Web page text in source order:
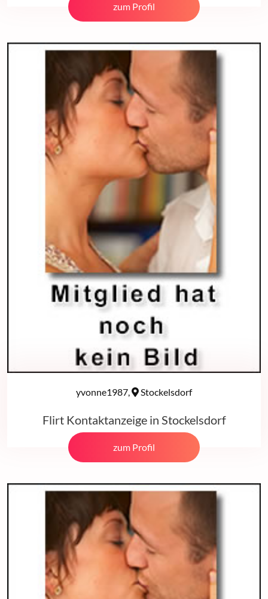
zum Profil
yvonne1987, Stockelsdorf
Flirt Kontaktanzeige in Stockelsdorf
zum Profil